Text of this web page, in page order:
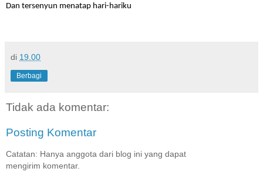
Dan tersenyun menatap hari-hariku
di 19.00
Berbagi
Tidak ada komentar:
Posting Komentar
Catatan: Hanya anggota dari blog ini yang dapat
mengirim komentar.